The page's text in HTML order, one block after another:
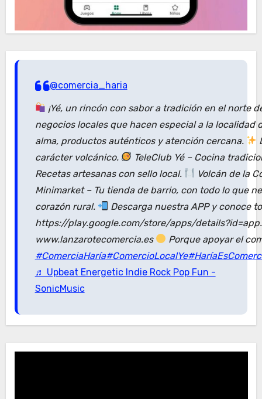
@comercia_haria
¡Yé, un rincón con sabor a tradición en el norte
negocios locales que hacen especial a la localidad
alma, productos auténticos y atención cercana.
carácter volcánico.
TeleClub Yé – Cocina
Recetas artesanas con sello local.
Volcán de la
Minimarket – Tu tienda de barrio, con todo lo que
corazón rural.
Descarga nuestra APP y conoce
https://play.google.com/store/apps/
www.lanzarotecomercia.es
Porque apoyar el
#ComerciaHaría#ComercioLocalYe
♬ Upbeat Energetic Indie Rock Pop Fun -
SonicMusic